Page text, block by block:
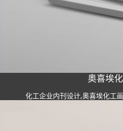
奥喜埃
化工企业内刊设计,奥喜埃化工